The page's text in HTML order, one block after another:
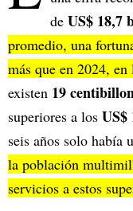
de US$ 18,7
promedio, una
más que en 2024,
existen 19
superiores a los US$
seis años solo había
la población
servicios a estos